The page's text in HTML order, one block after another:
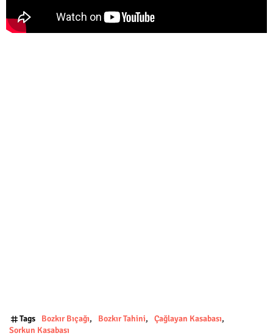
Tags Bozkır Bıçağı Bozkır Tahini
Çağlayan Kasabası
Sorkun Kasabası